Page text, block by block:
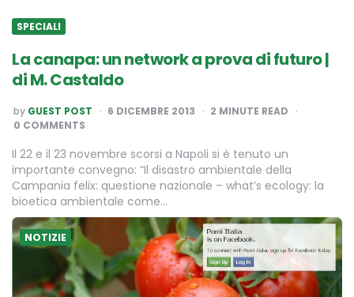
SPECIALI
La canapa: un network a prova di futuro |
di M. Castaldo
POSTED
BY
by GUEST POST 6 DICEMBRE 2013 2 MINUTE READ
0 COMMENTS
Il 22 e il 23 novembre scorsi a Napoli si è tenuto un
importante convegno: “Il disastro ambientale della
Campania felix: questione nazionale – what’s ecology: la
bioetica ambientale come…
NOTIZIE